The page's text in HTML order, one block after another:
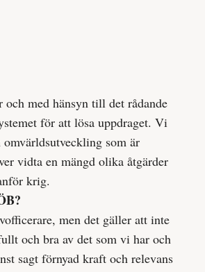
med hänsyn till det rådande
för att lösa uppdraget. Vi
som är
vidta en mängd olika åtgärder
krig.
men det gäller att inte
och bra av det som vi har och
sagt förnyad kraft och relevans